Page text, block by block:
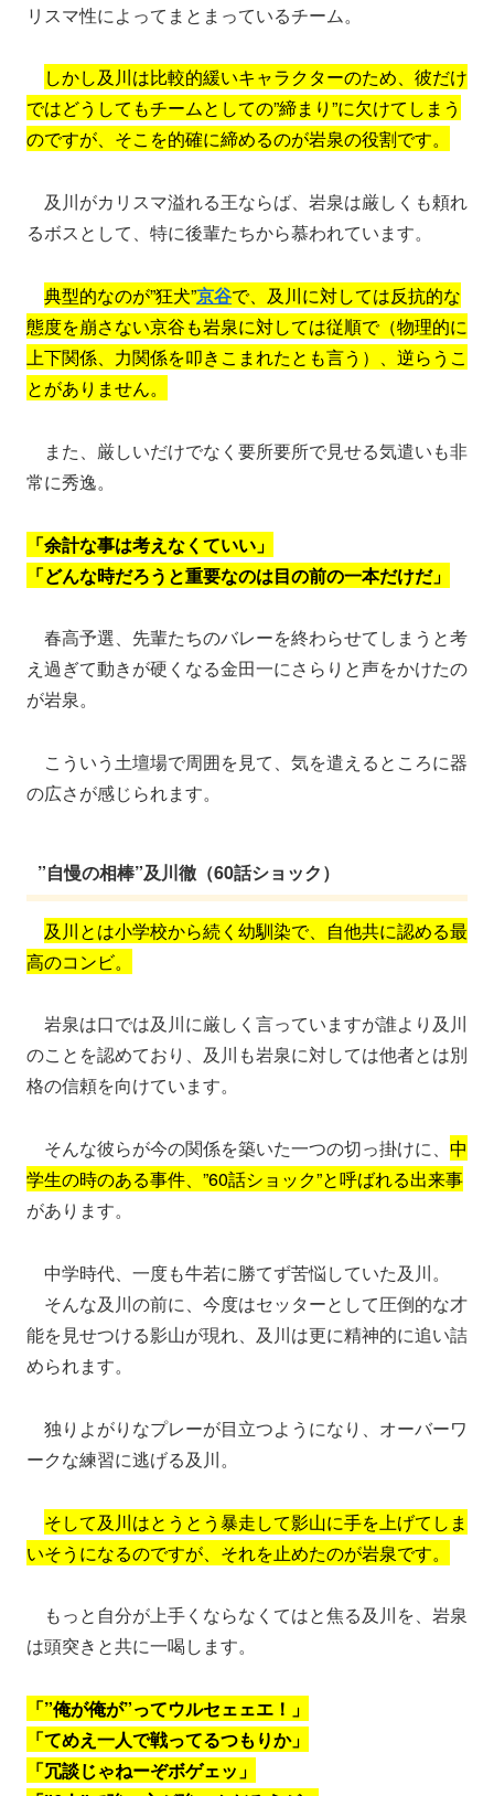
リスマ性によってまとまっているチーム。
しかし及川は比較的緩いキャラクターのため、彼だけ
ではどうしてもチームとしての”締まり”に欠けてしまう
のですが、そこを的確に締めるのが岩泉の役割です。
及川がカリスマ溢れる王ならば、岩泉は厳しくも頼れ
るボスとして、特に後輩たちから慕われています。
典型的なのが”狂犬”京谷で、及川に対しては反抗的な
態度を崩さない京谷も岩泉に対しては従順で（物理的に
上下関係、力関係を叩きこまれたとも言う）、逆らうこ
とがありません。
また、厳しいだけでなく要所要所で見せる気遣いも非
常に秀逸。
「余計な事は考えなくていい」
「どんな時だろうと重要なのは目の前の一本だけだ」
春高予選、先輩たちのバレーを終わらせてしまうと考
え過ぎて動きが硬くなる金田一にさらりと声をかけたの
が岩泉。
こういう土壇場で周囲を見て、気を遣えるところに器
の広さが感じられます。
”自慢の相棒”及川徹（60話ショック）
及川とは小学校から続く幼馴染で、自他共に認める最
高のコンビ。
岩泉は口では及川に厳しく言っていますが誰より及川
のことを認めており、及川も岩泉に対しては他者とは別
格の信頼を向けています。
そんな彼らが今の関係を築いた一つの切っ掛けに、 中
学生の時のある事件、”60話ショック”と呼ばれる出来事
があります。
中学時代、一度も牛若に勝てず苦悩していた及川。
そんな及川の前に、今度はセッターとして圧倒的な才
能を見せつける影山が現れ、及川は更に精神的に追い詰
められます。
独りよがりなプレーが目立つようになり、オーバーワ
ークな練習に逃げる及川。
そして及川はとうとう暴走して影山に手を上げてしま
いそうになるのですが、それを止めたのが岩泉です。
もっと自分が上手くならなくてはと焦る及川を、岩泉
は頭突きと共に一喝します。
「”俺が俺が”ってウルセェェエ！」
「てめえ一人で戦ってるつもりか」
「冗談じゃねーぞボゲェッ」